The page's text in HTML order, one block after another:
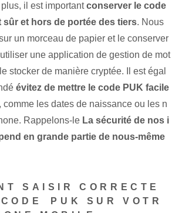
il est importantconserver le code
et hors de portée des tiers. Nous
un morceau de papier et le conserver
une application de gestion de mot
stocker de manière cryptée. Il est égal
évitez de mettre le code PUK facile
, comme les dates de naissance ou les n
Rappelons-le⁤ La sécurité de nos i
en grande partie de nous-même
SAISIR CORRECTE
⁢PUK SUR VOTR